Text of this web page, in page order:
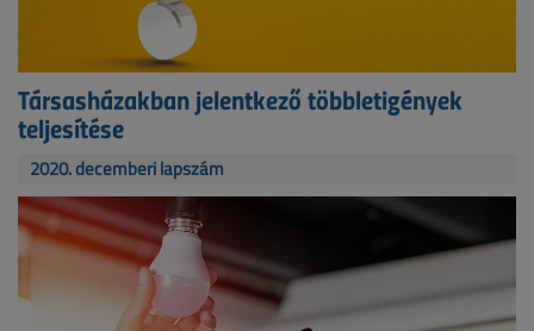
Társasházakban jelentkező többletigények
teljesítése
2020. decemberi lapszám